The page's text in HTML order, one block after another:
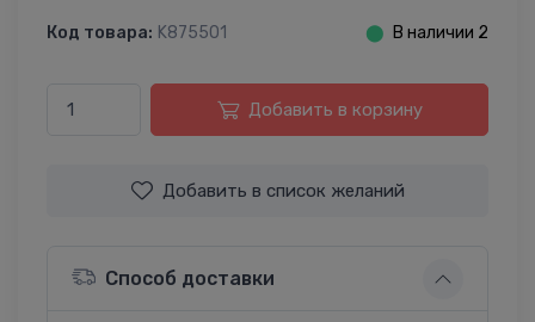
Код товара: K875501 ⬤ В наличии 2
Добавить в корзину
Добавить в список желаний
Способ доставки